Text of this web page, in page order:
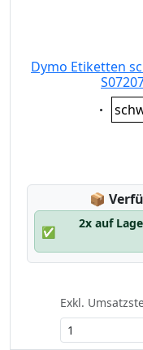
Dymo Etiketten
📦
✅
2x auf
Exkl.